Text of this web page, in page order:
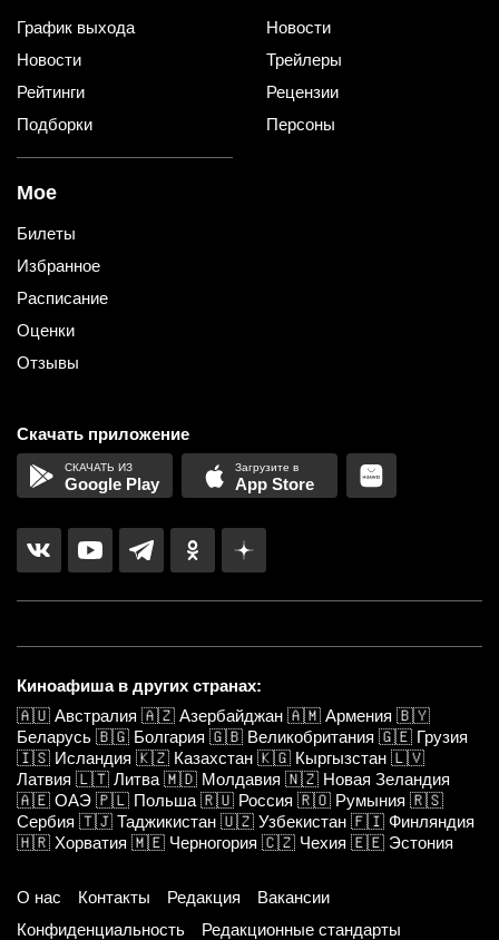
График выхода
Новости
Рейтинги
Подборки
Новости
Трейлеры
Рецензии
Персоны
Мое
Билеты
Избранное
Расписание
Оценки
Отзывы
Скачать приложение
Google Play App Store
Киноафиша в других странах:
🇦🇺 Австралия 🇦🇿 Азербайджан 🇦🇲 Армения 🇧🇾
Беларусь 🇧🇬 Болгария 🇬🇧 Великобритания 🇬🇪 Грузия
🇮🇸 Исландия 🇰🇿 Казахстан 🇰🇬 Кыргызстан 🇱🇻
Латвия 🇱🇹 Литва 🇲🇩 Молдавия 🇳🇿 Новая Зеландия
🇦🇪 ОАЭ 🇵🇱 Польша 🇷🇺 Россия 🇷🇴 Румыния 🇷🇸
Сербия 🇹🇯 Таджикистан 🇺🇿 Узбекистан 🇫🇮 Финляндия
🇭🇷 Хорватия 🇲🇪 Черногория 🇨🇿 Чехия 🇪🇪 Эстония
О нас Контакты Редакция
Вакансии
Конфиденциальность
Редакционные стандарты